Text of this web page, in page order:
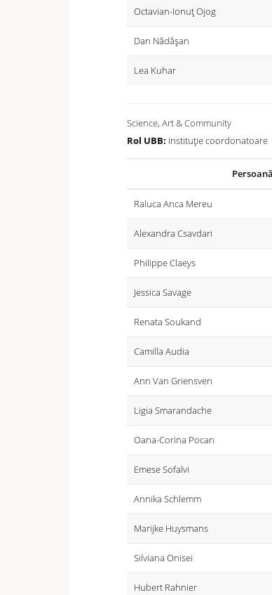
Octavian-Ionuț Ojog
Dan Nădășan
Lea Kuhar
Science, Art & Community
Rol UBB: instituție coordonatoare
Persoană
Raluca Anca Mereu
Alexandra Csavdari
Philippe Claeys
Jessica Savage
Renata Soukand
Camilla Audia
Ann Van Griensven
Ligia Smarandache
Oana-Corina Pocan
Emese Sofalvi
Annika Schlemm
Marijke Huysmans
Silviana Onisei
Hubert Rahnier